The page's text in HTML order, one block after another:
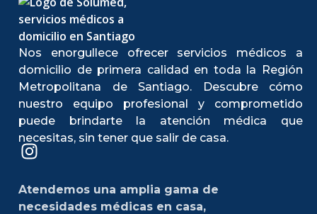
Nos enorgullece ofrecer servicios médicos a
domicilio de primera calidad en toda la Región
Metropolitana de Santiago. Descubre cómo
nuestro equipo profesional y comprometido
puede brindarte la atención médica que
necesitas, sin tener que salir de casa.
Atendemos una amplia gama de
necesidades médicas en casa,